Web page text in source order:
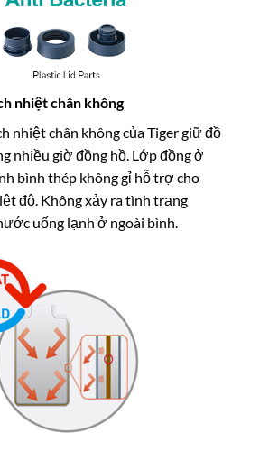
nhiệt chân không
nhiệt chân không của Tiger giữ đồ
nhiều giờ đồng hồ. Lớp đồng ở
bình thép không gỉ hỗ trợ cho
độ. Không xảy ra tình trạng
uống lạnh ở ngoài bình.